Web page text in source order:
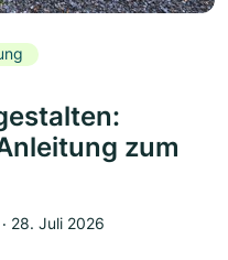
zum
‧ 28. Juli 2026